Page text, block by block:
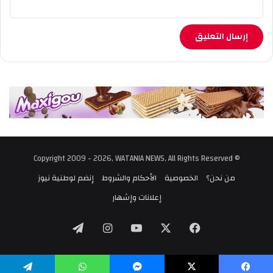
© Copyright 2009 - 2026, WATANIA NEWS, All Rights Reserved
من نحن؟
الخصوصية الأحكام والشروط إنضم لوطنية نيوز
إعلانات وإشهار
فيسبوك ‫YouTube انستقرام